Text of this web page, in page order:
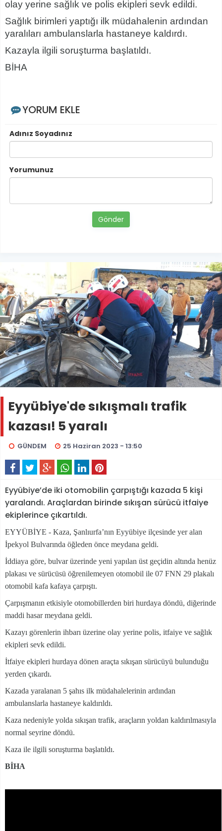
olay yerine sağlık ve polis ekipleri sevk edildi.
Sağlık birimleri yaptığı ilk müdahalenin ardından
yaralıları ambulanslarla hastaneye kaldırdı.
Kazayla ilgili soruşturma başlatıldı.
BİHA
YORUM EKLE
Adınız Soyadınız
Yorumunuz
Gönder
Eyyübiye'de sıkışmalı trafik
kazası! 5 yaralı
GÜNDEM 25 Haziran 2023 - 13:50
Eyyübiye’de iki otomobilin çarpıştığı kazada 5 kişi
yaralandı. Araçlardan birinde sıkışan sürücü itfaiye
ekiplerince çıkartıldı.
EYYÜBİYE - Kaza, Şanlıurfa’nın Eyyübiye ilçesinde yer alan
İpekyol Bulvarında öğleden önce meydana geldi.
İddiaya göre, bulvar üzerinde yeni yapılan üst geçidin altında henüz
plakası ve sürücüsü öğrenilemeyen otomobil ile 07 FNN 29 plakalı
otomobil kafa kafaya çarpıştı.
Çarpışmanın etkisiyle otomobillerden biri hurdaya döndü, diğerinde
maddi hasar meydana geldi.
Kazayı görenlerin ihbarı üzerine olay yerine polis, itfaiye ve sağlık
ekipleri sevk edildi.
İtfaiye ekipleri hurdaya dönen araçta sıkışan sürücüyü bulunduğu
yerden çıkardı.
Kazada yaralanan 5 şahıs ilk müdahalelerinin ardından
ambulanslarla hastaneye kaldırıldı.
Kaza nedeniyle yolda sıkışan trafik, araçların yoldan kaldırılmasıyla
normal seyrine döndü.
Kaza ile ilgili soruşturma başlatıldı.
BİHA